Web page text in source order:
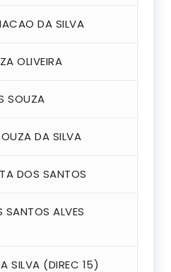
DA SILVA
OLIVEIRA
SOUZA
DA SILVA
DOS SANTOS
SANTOS ALVES
SILVA (DIREC 15)